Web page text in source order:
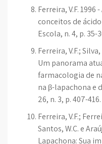
Ferreira, V.F.
conceitos de
Escola, n. 4, p. 35-
Ferreira, V.F.; Silva,
Um panorama
farmacologia de
na β-lapachona e
26, n. 3, p. 407-416.
Ferreira, V.F.;
Santos, W.C. e
Lapachona: Sua